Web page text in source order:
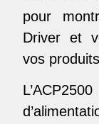
pour
Driver et
vos